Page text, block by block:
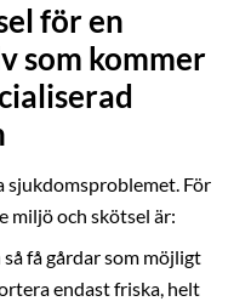
för en
som kommer
För
miljö och skötsel är:
få gårdar som möjligt
endast friska, helt